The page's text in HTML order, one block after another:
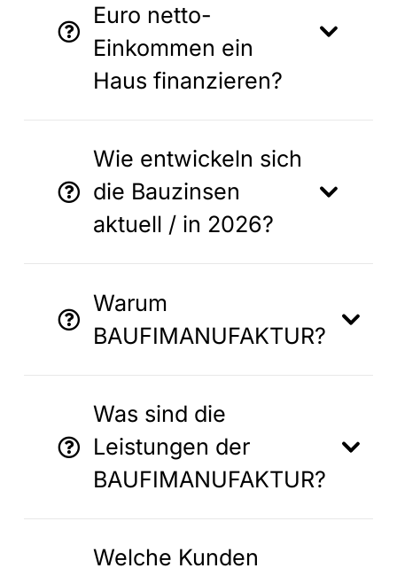
Euro netto-
Einkommen ein
Haus finanzieren?
Wie entwickeln sich
die Bauzinsen
aktuell / in 2026?
Warum
BAUFIMANUFAKTUR?
Was sind die
Leistungen der
BAUFIMANUFAKTUR?
Welche Kunden